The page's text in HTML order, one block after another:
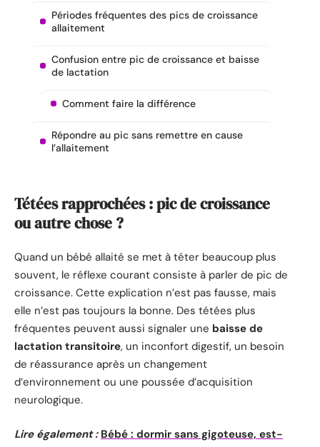
Périodes fréquentes des pics de croissance
allaitement
Confusion entre pic de croissance et baisse
de lactation
Comment faire la différence
Répondre au pic sans remettre en cause
l’allaitement
Tétées rapprochées : pic de croissance
ou autre chose ?
Quand un bébé allaité se met à téter beaucoup plus
souvent, le réflexe courant consiste à parler de pic de
croissance. Cette explication n’est pas fausse, mais
elle n’est pas toujours la bonne. Des tétées plus
fréquentes peuvent aussi signaler une baisse de
lactation transitoire, un inconfort digestif, un besoin
de réassurance après un changement
d’environnement ou une poussée d’acquisition
neurologique.
Lire également : Bébé : dormir sans gigoteuse, est-